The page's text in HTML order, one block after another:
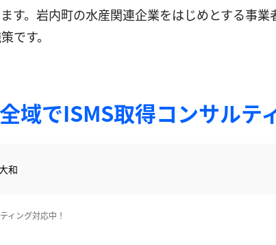
す。岩内町の水産関連企業をはじめとする事業
です。
域でISMS取得コンサルテ
和
ィング対応中！